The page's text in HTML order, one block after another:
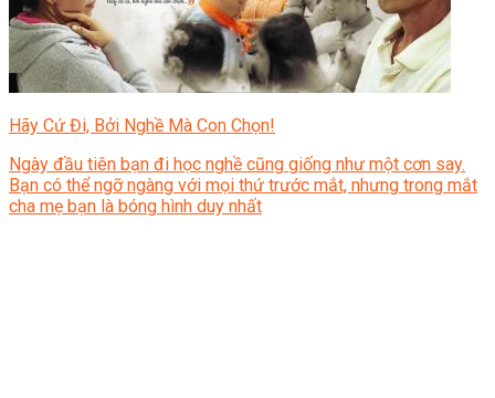
Hãy Cứ Đi, Bởi Nghề Mà Con Chọn!
Ngày đầu tiên bạn đi học nghề cũng giống như một cơn say.
Bạn có thể ngỡ ngàng với mọi thứ trước mắt, nhưng trong mắt
cha mẹ bạn là bóng hình duy nhất